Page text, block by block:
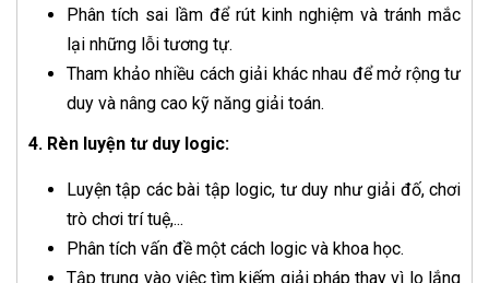
Phân tích sai lầm để rút kinh nghiệm và tránh mắc
lại những lỗi tương tự.
Tham khảo nhiều cách giải khác nhau để mở rộng tư
duy và nâng cao kỹ năng giải toán.
4. Rèn luyện tư duy logic:
Luyện tập các bài tập logic, tư duy như giải đố, chơi
trò chơi trí tuệ,...
Phân tích vấn đề một cách logic và khoa học.
Tập trung vào việc tìm kiếm giải pháp thay vì lo lắng